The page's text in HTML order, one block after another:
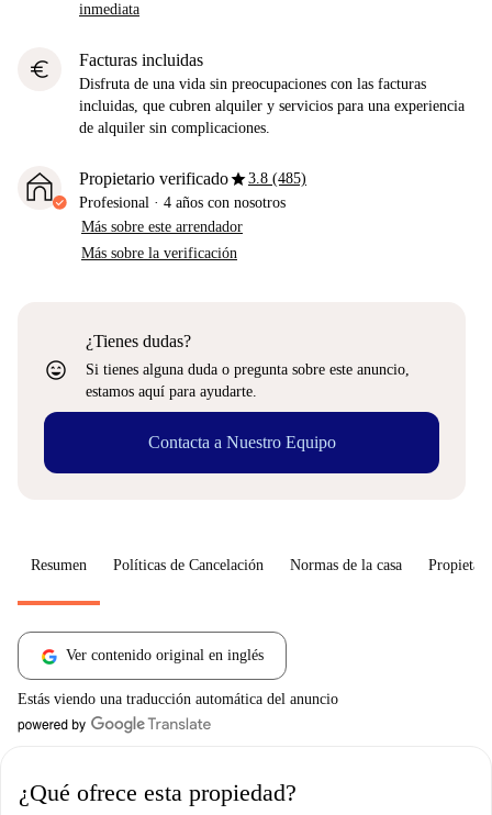
inmediata
euro Facturas incluidas
Disfruta de una vida sin preocupaciones con las facturas
incluidas, que cubren alquiler y servicios para una experiencia
de alquiler sin complicaciones.
Propietario verificadostar3.8 (485)
Profesional · 4 años con nosotros
Más sobre este arrendador
Más sobre la verificación
sentiment_very_satisfied
¿Tienes dudas?
Si tienes alguna duda o pregunta sobre este anuncio,
estamos aquí para ayudarte.
Contacta a Nuestro Equipo
Resumen Políticas de Cancelación Normas de la casa
Ver contenido original en inglés
Estás viendo una traducción automática del anuncio
¿Qué ofrece esta propiedad?